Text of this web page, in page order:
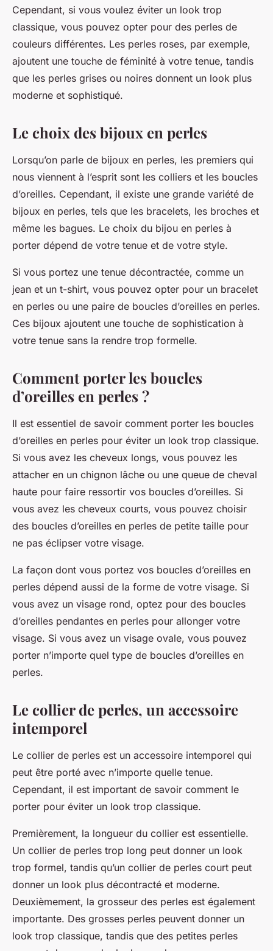
Cependant, si vous voulez éviter un look trop
classique, vous pouvez opter pour des perles de
couleurs différentes. Les perles roses, par exemple,
ajoutent une touche de féminité à votre tenue, tandis
que les perles grises ou noires donnent un look plus
moderne et sophistiqué.
Le choix des bijoux en perles
Lorsqu’on parle de bijoux en perles, les premiers qui
nous viennent à l’esprit sont les colliers et les boucles
d’oreilles. Cependant, il existe une grande variété de
bijoux en perles, tels que les bracelets, les broches et
même les bagues. Le choix du bijou en perles à
porter dépend de votre tenue et de votre style.
Si vous portez une tenue décontractée, comme un
jean et un t-shirt, vous pouvez opter pour un bracelet
en perles ou une paire de boucles d’oreilles en perles.
Ces bijoux ajoutent une touche de sophistication à
votre tenue sans la rendre trop formelle.
Comment porter les boucles
d’oreilles en perles ?
Il est essentiel de savoir comment porter les boucles
d’oreilles en perles pour éviter un look trop classique.
Si vous avez les cheveux longs, vous pouvez les
attacher en un chignon lâche ou une queue de cheval
haute pour faire ressortir vos boucles d’oreilles. Si
vous avez les cheveux courts, vous pouvez choisir
des boucles d’oreilles en perles de petite taille pour
ne pas éclipser votre visage.
La façon dont vous portez vos boucles d’oreilles en
perles dépend aussi de la forme de votre visage. Si
vous avez un visage rond, optez pour des boucles
d’oreilles pendantes en perles pour allonger votre
visage. Si vous avez un visage ovale, vous pouvez
porter n’importe quel type de boucles d’oreilles en
perles.
Le collier de perles, un accessoire
intemporel
Le collier de perles est un accessoire intemporel qui
peut être porté avec n’importe quelle tenue.
Cependant, il est important de savoir comment le
porter pour éviter un look trop classique.
Premièrement, la longueur du collier est essentielle.
Un collier de perles trop long peut donner un look
trop formel, tandis qu’un collier de perles court peut
donner un look plus décontracté et moderne.
Deuxièmement, la grosseur des perles est également
importante. Des grosses perles peuvent donner un
look trop classique, tandis que des petites perles